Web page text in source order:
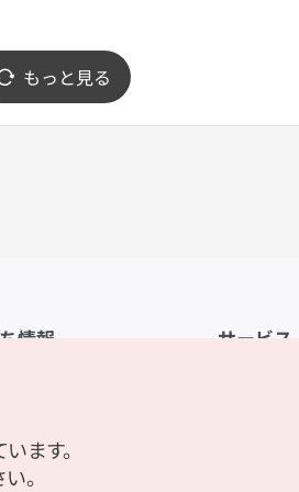
もっと見る
情報
ウンロード
サービス
ます。
。